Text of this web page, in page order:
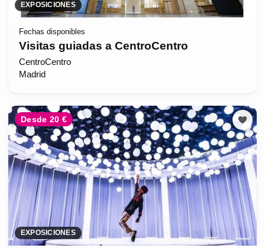
EXPOSICIONES
Fechas disponibles
Visitas guiadas a CentroCentro
CentroCentro
Madrid
Desde 20 €
EXPOSICIONES